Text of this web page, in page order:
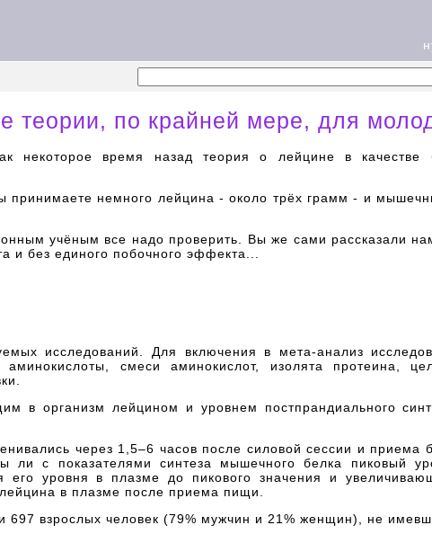
теории, по крайней мере, для
некоторое время назад теория о лейцине в
принимаете немного лейцина - около трёх грамм - и
учёным все надо проверить. Вы же сами рассказали
и без единого побочного эффекта...
исследований. Для включения в мета-анализ
смеси аминокислот, изолята протеина,
в организм лейцином и уровнем постпрандиального
через 1,5–6 часов после силовой сессии и приема
ли с показателями синтеза мышечного белка пиковый
его уровня в плазме до пикового значения и
в плазме после приема пищи.
697 взрослых человек (79% мужчин и 21% женщин), не